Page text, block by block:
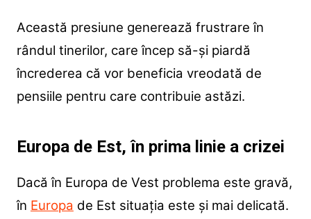
Această presiune generează frustrare în
rândul tinerilor, care încep să-și piardă
încrederea că vor beneficia vreodată de
pensiile pentru care contribuie astăzi.
Europa de Est, în prima linie a crizei
Dacă în Europa de Vest problema este gravă,
în Europa de Est situația este și mai delicată.